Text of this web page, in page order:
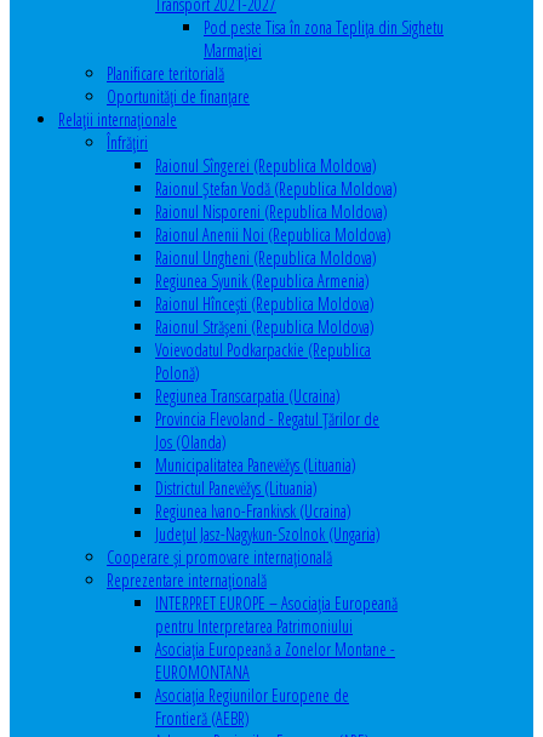
Pod peste Tisa în zona Teplița din Sighetu
Marmației
Planificare teritorială
Oportunităţi de finanţare
Relaţii internaţionale
Înfrăţiri
Raionul Sîngerei (Republica Moldova)
Raionul Ștefan Vodă (Republica Moldova)
Raionul Nisporeni (Republica Moldova)
Raionul Anenii Noi (Republica Moldova)
Raionul Ungheni (Republica Moldova)
Regiunea Syunik (Republica Armenia)
Raionul Hîncești (Republica Moldova)
Raionul Străşeni (Republica Moldova)
Voievodatul Podkarpackie (Republica
Polonă)
Regiunea Transcarpatia (Ucraina)
Provincia Flevoland - Regatul Ţărilor de
Jos (Olanda)
Municipalitatea Panevėžys (Lituania)
Districtul Panevėžys (Lituania)
Regiunea Ivano-Frankivsk (Ucraina)
Judeţul Jasz-Nagykun-Szolnok (Ungaria)
Cooperare şi promovare internaţională
Reprezentare internaţională
INTERPRET EUROPE – Asociația Europeană
pentru Interpretarea Patrimoniului
Asociația Europeană a Zonelor Montane -
EUROMONTANA
Asociația Regiunilor Europene de
Frontieră (AEBR)